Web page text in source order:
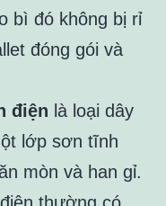
bì đó không bị rỉ
đóng gói và
điện là loại dây
lớp sơn tĩnh
mòn và han gỉ.